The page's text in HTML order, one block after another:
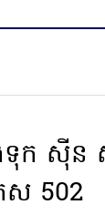
ងទុក ស៊ី
ស 502